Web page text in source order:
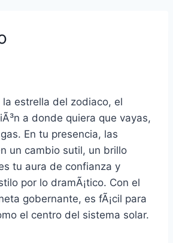
la estrella del zodiaco, el
a donde quiera que vayas,
En tu presencia, las
un cambio sutil, un brillo
tu aura de confianza y
por lo dramÃ¡tico. Con el
gobernante, es fÃ¡cil para
el centro del sistema solar.